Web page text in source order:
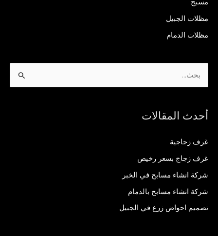
مسبح
مظلات الجبيل
مظلات الدمام
ح
:
أحدث المقالات
غرف زجاجية
غرف زجاج بسعر رخيص
شركة انشاء مسابح في الخبر
شركة انشاء مسابح بالدمام
تصميم احواض زرع في الجبيل